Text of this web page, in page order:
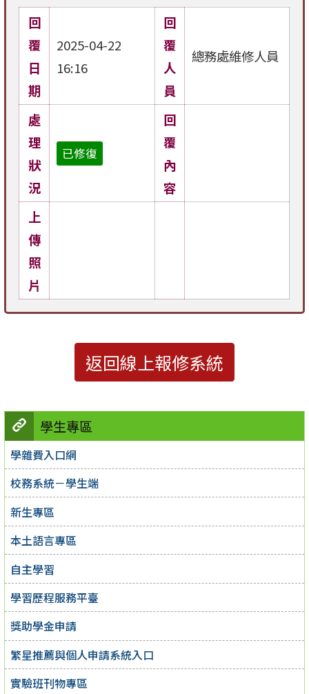
學生專區
學雜費入口網
校務系統－學生端
新生專區
本土語言專區
自主學習
學習歷程服務平臺
獎助學金申請
繁星推薦與個人申請系統入口
實驗班刊物專區
回
覆
日
期
2025-04-22
16:16
回
覆
人
員
總務處維修人員
處
理
狀
況
已修復
回
覆
內
容
上
傳
照
片
返回線上報修系統